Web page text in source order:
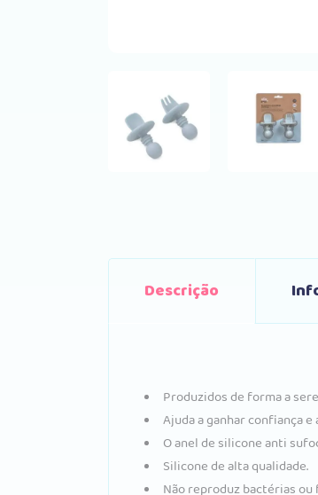
Descrição
Produzidos de forma a
Ajuda a ganhar confiança
O anel de silicone anti
Silicone de alta qualidade.
Não reproduz bactérias ou